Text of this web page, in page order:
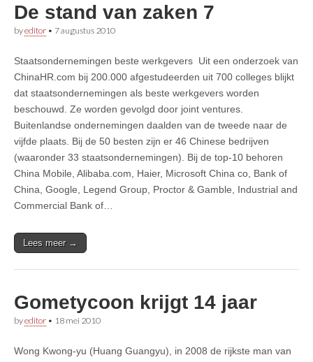
De stand van zaken 7
byeditor • 7 augustus 2010
Staatsondernemingen beste werkgevers Uit een onderzoek van
ChinaHR.com bij 200.000 afgestudeerden uit 700 colleges blijkt
dat staatsondernemingen als beste werkgevers worden
beschouwd. Ze worden gevolgd door joint ventures.
Buitenlandse ondernemingen daalden van de tweede naar de
vijfde plaats. Bij de 50 besten zijn er 46 Chinese bedrijven
(waaronder 33 staatsondernemingen). Bij de top-10 behoren
China Mobile, Alibaba.com, Haier, Microsoft China co, Bank of
China, Google, Legend Group, Proctor & Gamble, Industrial and
Commercial Bank of…
Lees meer →
Gometycoon krijgt 14 jaar
byeditor • 18 mei 2010
Wong Kwong-yu (Huang Guangyu), in 2008 de rijkste man van